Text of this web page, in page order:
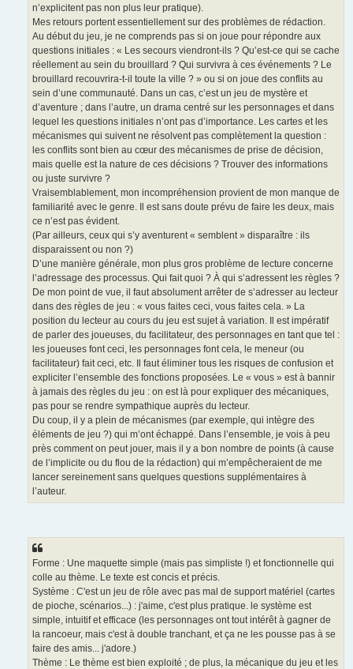
n’explicitent pas non plus leur pratique).
Mes retours portent essentiellement sur des problèmes de rédaction.
Au début du jeu, je ne comprends pas si on joue pour répondre aux
questions initiales : « Les secours viendront-ils ? Qu’est-ce qui se cache
réellement au sein du brouillard ? Qui survivra à ces événements ? Le
brouillard recouvrira-t-il toute la ville ? » ou si on joue des conflits au
sein d’une communauté. Dans un cas, c’est un jeu de mystère et
d’aventure ; dans l’autre, un drama centré sur les personnages et dans
lequel les questions initiales n’ont pas d’importance. Les cartes et les
mécanismes qui suivent ne résolvent pas complètement la question :
les conflits sont bien au cœur des mécanismes de prise de décision,
mais quelle est la nature de ces décisions ? Trouver des informations
ou juste survivre ?
Vraisemblablement, mon incompréhension provient de mon manque de
familiarité avec le genre. Il est sans doute prévu de faire les deux, mais
ce n’est pas évident.
(Par ailleurs, ceux qui s’y aventurent « semblent » disparaître : ils
disparaissent ou non ?)
D’une manière générale, mon plus gros problème de lecture concerne
l’adressage des processus. Qui fait quoi ? À qui s’adressent les règles ?
De mon point de vue, il faut absolument arrêter de s’adresser au lecteur
dans des règles de jeu : « vous faites ceci, vous faites cela. » La
position du lecteur au cours du jeu est sujet à variation. Il est impératif
de parler des joueuses, du facilitateur, des personnages en tant que tel :
les joueuses font ceci, les personnages font cela, le meneur (ou
facilitateur) fait ceci, etc. Il faut éliminer tous les risques de confusion et
expliciter l’ensemble des fonctions proposées. Le « vous » est à bannir
à jamais des règles du jeu : on est là pour expliquer des mécaniques,
pas pour se rendre sympathique auprès du lecteur.
Du coup, il y a plein de mécanismes (par exemple, qui intègre des
éléments de jeu ?) qui m’ont échappé. Dans l’ensemble, je vois à peu
près comment on peut jouer, mais il y a bon nombre de points (à cause
de l’implicite ou du flou de la rédaction) qui m’empêcheraient de me
lancer sereinement sans quelques questions supplémentaires à
l’auteur.
Forme : Une maquette simple (mais pas simpliste !) et fonctionnelle qui
colle au thème. Le texte est concis et précis.
Système : C'est un jeu de rôle avec pas mal de support matériel (cartes
de pioche, scénarios...) : j'aime, c'est plus pratique. le système est
simple, intuitif et efficace (les personnages ont tout intérêt à gagner de
la rancoeur, mais c'est à double tranchant, et ça ne les pousse pas à se
faire des amis... j'adore.)
Thème : Le thème est bien exploité ; de plus, la mécanique du jeu et les